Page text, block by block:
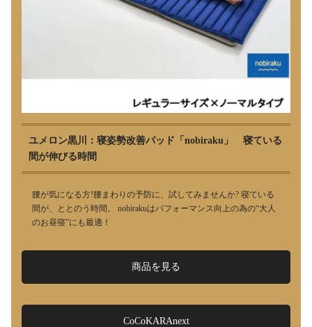
ユメロン黒川：寝姿勢改善パッド「nobiraku」 寝ている
間が伸びる時間
腰が気になる方!腰まわりの予防に、試してみませんか? 寝ている
間が、ととのう時間。 nobirakuはパフォーマンス向上の為の“大人
のお昼寝”にも最適！
商品を見る
CoCoKARAnext